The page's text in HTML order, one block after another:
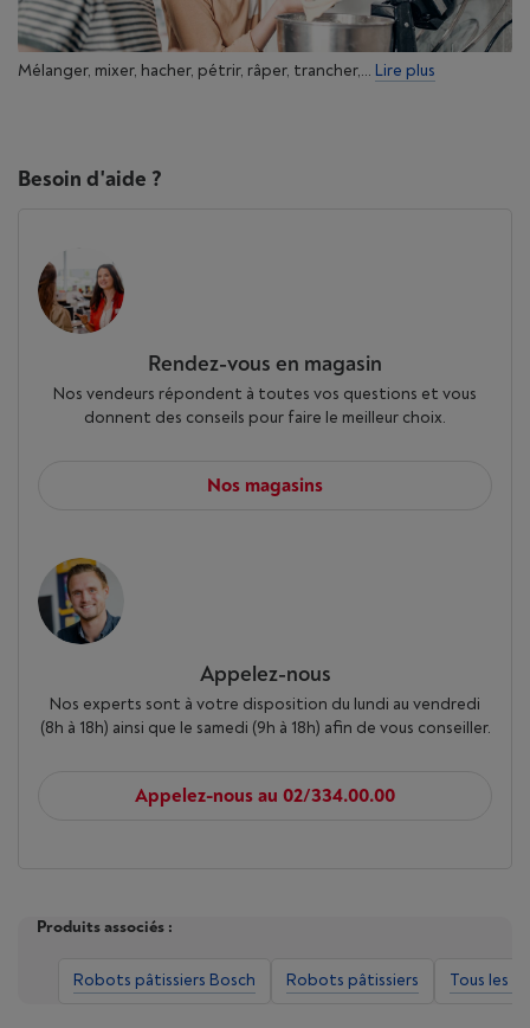
Mélanger, mixer, hacher, pétrir, râper, trancher,... Lire plus
Besoin d'aide ?
Rendez-vous en magasin
Nos vendeurs répondent à toutes vos questions et vous
donnent des conseils pour faire le meilleur choix.
Nos magasins
Appelez-nous
Nos experts sont à votre disposition du lundi au vendredi
(8h à 18h) ainsi que le samedi (9h à 18h) afin de vous conseiller.
Appelez-nous au 02/334.00.00
Produits associés :
Robots pâtissiers Bosch Robots pâtissiers Tous les